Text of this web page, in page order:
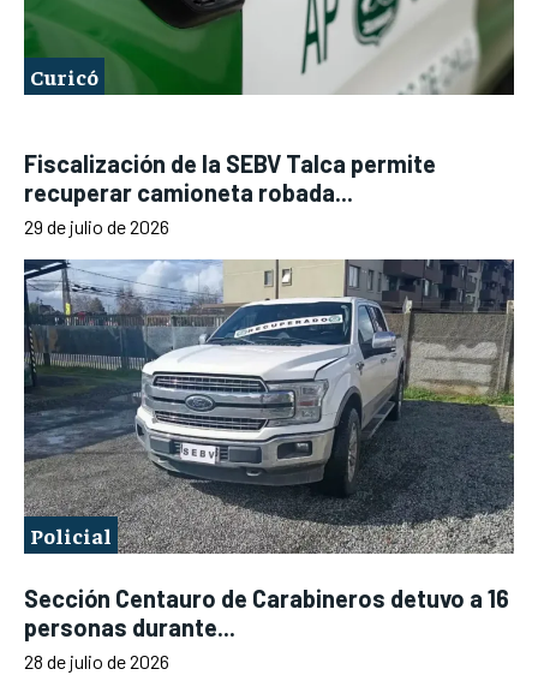
Curicó
Fiscalización de la SEBV Talca permite
recuperar camioneta robada...
29 de julio de 2026
Policial
Sección Centauro de Carabineros detuvo a 16
personas durante...
28 de julio de 2026